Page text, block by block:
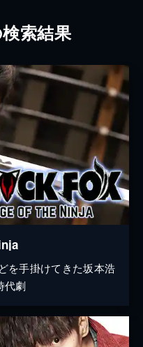
検索結果
を手掛けてきた坂本浩
代劇